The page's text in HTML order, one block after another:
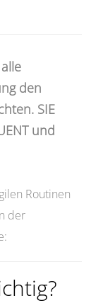
den
SIE
und
Routinen
der